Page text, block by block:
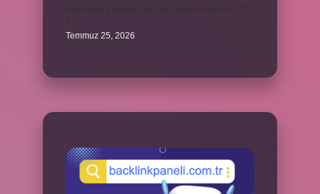
Temmuz 25, 2026